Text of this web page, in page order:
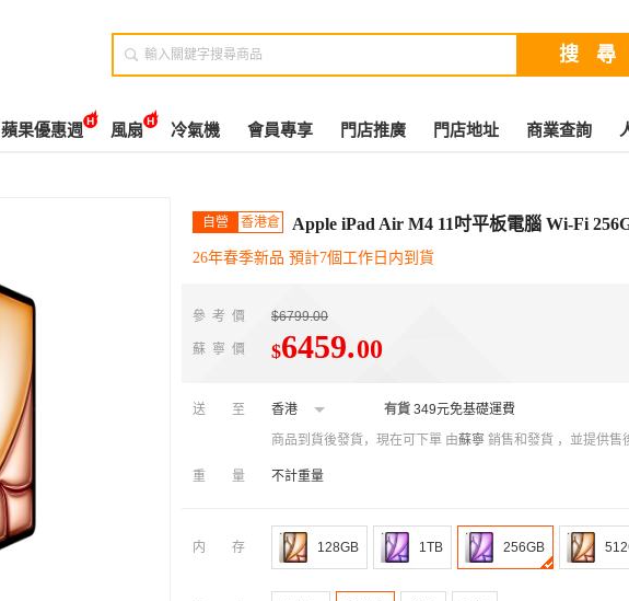

蘋果優惠週 風扇 冷氣機 會員專享 門店推廣 門店地址 商業查詢
自營 香港倉 Apple iPad Air M4 11吋平板電腦 Wi‑Fi
26年春季新品 預計7個工作日内到貨
參考價 $6799.00
蘇寧價 $6459.00
送至 香港 有貨 349元免基礎運費
商品到貨後發貨，現在可下單 由蘇寧 銷售和發貨 ，並提供售
重量 不計重量
内存 128GB 1TB 256GB